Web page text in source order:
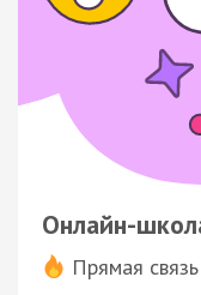
Онлайн-
Прямая